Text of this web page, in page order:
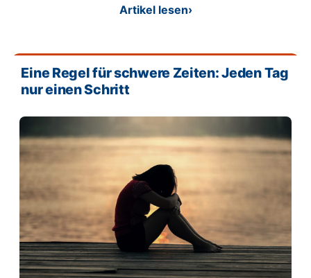
Artikel lesen›
Eine Regel für schwere Zeiten: Jeden Tag
nur einen Schritt